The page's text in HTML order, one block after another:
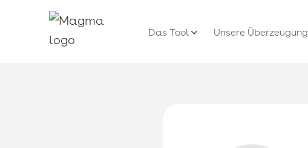
Das Tool Unsere Überzeugung